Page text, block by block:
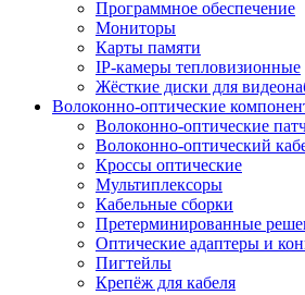
Программное обеспечение
Мониторы
Карты памяти
IP-камеры тепловизионные
Жёсткие диски для
Волоконно-оптические
Волоконно-оптические
Волоконно-оптический
Кроссы оптические
Мультиплексоры
Кабельные сборки
Претерминированные
Оптические адаптеры и
Пигтейлы
Крепёж для кабеля